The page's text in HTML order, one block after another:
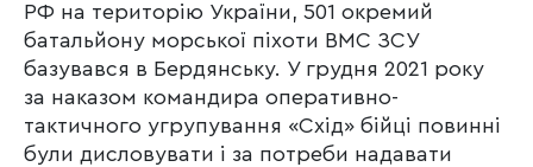
РФ на територію України, 501 окремий
батальйону морської піхоти ВМС ЗСУ
базувався в Бердянську. У грудня 2021 року
за наказом командира оперативно-
тактичного угрупування «Схід» бійці повинні
були дисловувати і за потреби надавати